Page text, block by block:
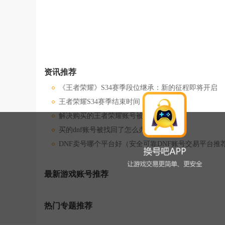
资讯推荐
《王者荣耀》S34赛季段位继承：新的征程即将开启
王者荣耀S34赛季结束时间
解决购买的王者荣耀账号被找回的问题
买的dnf账号被找回了怎么办
DNF卖号哪个平台好（安全可靠DNF账号交易平台推
最新游戏账号推荐
热门专题推荐